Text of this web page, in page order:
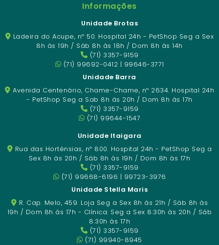
Informações
Unidade Brotas
Ladeira do Acupe, nº 50. Hospital 24h - PetShop Seg a Sex
8h às 19h / Sáb 8h às 18h / Dom 8h às 14h
(71) 3357-9159
(71) 99692-0412 | 99646-3771
Unidade Barra
Avenida Centenário, Chame-Chame, nº 2634. Hospital 24h
- PetShop Seg a Sab 8h às 20h / Dom 8h às 17h
(71) 3357-9159
(71) 99644-1547
Unidade Itaigara
Rua das Hortênsias, nº 800. Hospital 24h - PetShop Seg a
Sex 8h às 20h / Sáb 8h às 19h / Dom 8h às 17h
(71) 3357-9159
(71) 99668-6196 | 99723-3976
Unidade Stella Maris
R. Cap. Melo, 459. Loja Seg a Sex 8h às 21h / Sáb 8h às
19h / Dom 8h às 17h - Clínica: Seg a Sex 8:30h às 20h / Sáb
8:30h às 17h
(71) 3357-9159
(71) 99940-8945